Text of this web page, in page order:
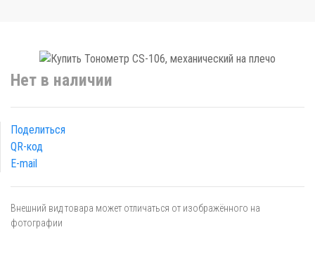
Нет в наличии
Поделиться
QR-код
E-mail
Внешний вид товара может отличаться от изображённого на
фотографии